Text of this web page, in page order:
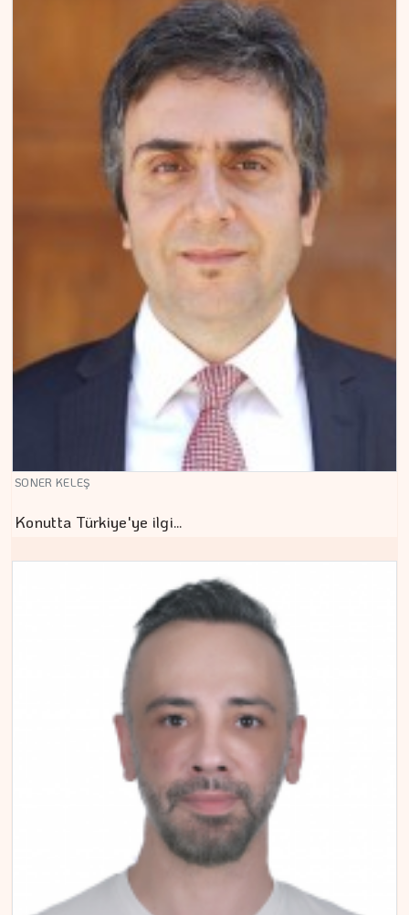
SONER KELEŞ
Konutta Türkiye'ye ilgi…